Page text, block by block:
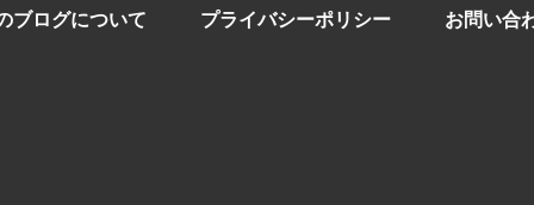
ブログについて プライバシーポリシー お問い合